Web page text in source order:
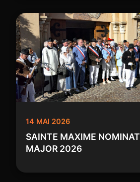
14 MAI 2026
SAINTE MAXIME
MAJOR 2026